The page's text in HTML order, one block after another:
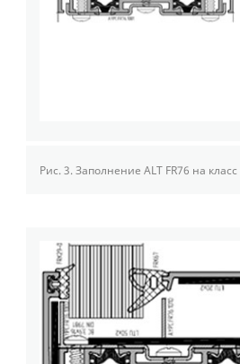
Рис. 3.Заполнение ALT FR76 на